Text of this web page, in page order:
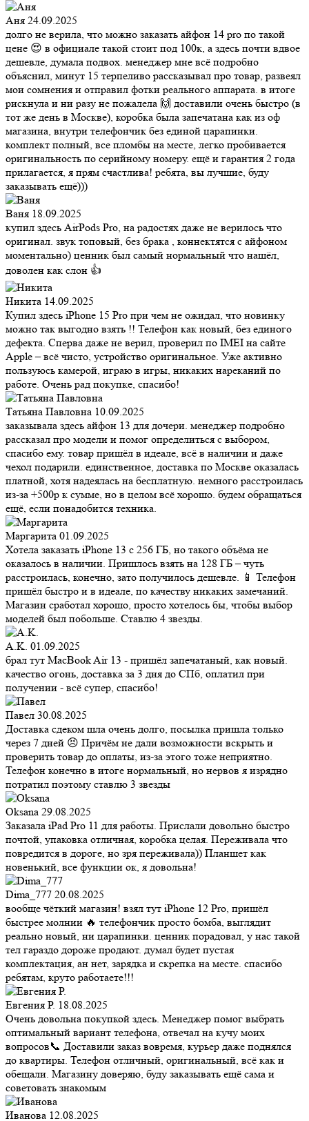
Аня 24.09.2025
долго не верила, что можно заказать айфон 14 pro по такой
цене 😍 в официале такой стоит под 100к, а здесь почти вдвое
дешевле, думала подвох. менеджер мне всё подробно
объяснил, минут 15 терпеливо рассказывал про товар, развеял
мои сомнения и отправил фотки реального аппарата. в итоге
рискнула и ни разу не пожалела 🙌 доставили очень быстро (в
тот же день в Москве), коробка была запечатана как из оф
магазина, внутри телефончик без единой царапинки.
комплект полный, все пломбы на месте, легко пробивается
оригинальность по серийному номеру. ещё и гарантия 2 года
прилагается, я прям счастлива! ребята, вы лучшие, буду
заказывать ещё)))
Ваня 18.09.2025
купил здесь AirPods Pro, на радостях даже не верилось что
оригинал. звук топовый, без брака , коннектятся с айфоном
моментально) ценник был самый нормальный что нашёл,
доволен как слон 👍
Никита 14.09.2025
Купил здесь iPhone 15 Pro при чем не ожидал, что новинку
можно так выгодно взять !! Телефон как новый, без единого
дефекта. Сперва даже не верил, проверил по IMEI на сайте
Apple – всё чисто, устройство оригинальное. Уже активно
пользуюсь камерой, играю в игры, никаких нареканий по
работе. Очень рад покупке, спасибо!
Татьяна Павловна 10.09.2025
заказывала здесь айфон 13 для дочери. менеджер подробно
рассказал про модели и помог определиться с выбором,
спасибо ему. товар пришёл в идеале, всё в наличии и даже
чехол подарили. единственное, доставка по Москве оказалась
платной, хотя надеялась на бесплатную. немного расстроилась
из-за +500р к сумме, но в целом всё хорошо. будем обращаться
ещё, если понадобится техника.
Маргарита 01.09.2025
Хотела заказать iPhone 13 с 256 ГБ, но такого объёма не
оказалось в наличии. Пришлось взять на 128 ГБ – чуть
расстроилась, конечно, зато получилось дешевле. 📱 Телефон
пришёл быстро и в идеале, по качеству никаких замечаний.
Магазин сработал хорошо, просто хотелось бы, чтобы выбор
моделей был побольше. Ставлю 4 звезды.
A.K. 01.09.2025
брал тут MacBook Air 13 - пришёл запечатаный, как новый.
качество огонь, доставка за 3 дня до СПб, оплатил при
получении - всё супер, спасибо!
Павел 30.08.2025
Доставка сдеком шла очень долго, посылка пришла только
через 7 дней 😣 Причём не дали возможности вскрыть и
проверить товар до оплаты, из-за этого тоже неприятно.
Телефон конечно в итоге нормальный, но нервов я изрядно
потратил поэтому ставлю 3 звезды
Oksana 29.08.2025
Заказала iPad Pro 11 для работы. Прислали довольно быстро
почтой, упаковка отличная, коробка целая. Переживала что
повредится в дороге, но зря переживала)) Планшет как
новенький, все функции ок, я довольна!
Dima_777 20.08.2025
вообще чёткий магазин! взял тут iPhone 12 Pro, пришёл
быстрее молнии 🔥 телефончик просто бомба, выглядит
реально новый, ни царапинки. ценник порадовал, у нас такой
тел гараздо дороже продают. думал будет пустая
комплектация, ан нет, зарядка и скрепка на месте. спасибо
ребятам, круто работаете!!!
Евгения Р. 18.08.2025
Очень довольна покупкой здесь. Менеджер помог выбрать
оптимальный вариант телефона, отвечал на кучу моих
вопросов📞 Доставили заказ вовремя, курьер даже поднялся
до квартиры. Телефон отличный, оригинальный, всё как и
обещали. Магазину доверяю, буду заказывать ещё сама и
советовать знакомым
Иванова 12.08.2025